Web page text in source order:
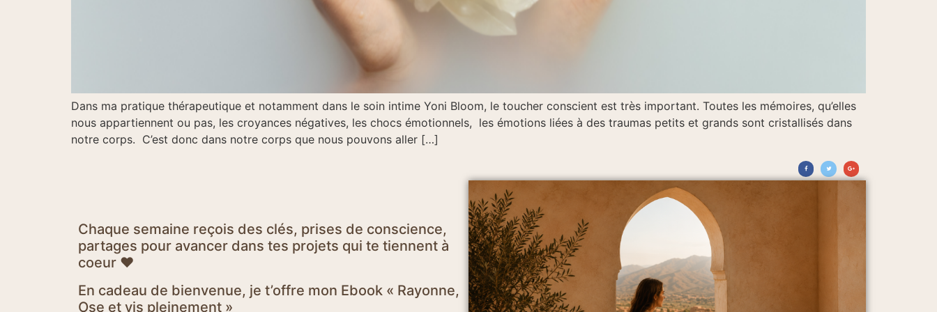
Dans ma pratique thérapeutique et notamment dans le soin intime Yoni Bloom, le toucher conscient est très important. Toutes les mémoires, qu’elles
nous appartiennent ou pas, les croyances négatives, les chocs émotionnels, les émotions liées à des traumas petits et grands sont cristallisés dans
notre corps. C’est donc dans notre corps que nous pouvons aller […]
Chaque semaine reçois des clés, prises de conscience,
partages pour avancer dans tes projets qui te tiennent à
coeur ♥
En cadeau de bienvenue, je t’offre mon Ebook « Rayonne,
Ose et vis pleinement »